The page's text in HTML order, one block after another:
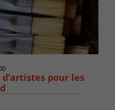
pour les